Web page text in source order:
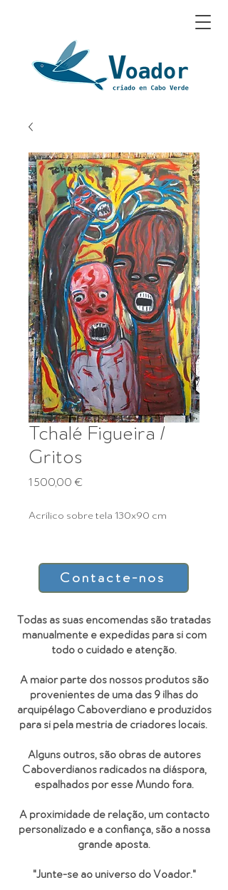
Tchalé Figueira /
Gritos
1 500,00 €
Acrílico sobre tela 130x90 cm
Contacte-nos
Todas as suas encomendas são tratadas
manualmente e expedidas para si com
todo o cuidado e atenção.
A maior parte dos nossos produtos são
provenientes de uma das 9 ilhas do
arquipélago Caboverdiano e produzidos
para si pela mestria de criadores locais.
Alguns outros, são obras de autores
Caboverdianos radicados na diáspora,
espalhados por esse Mundo fora.
A proximidade de relação, um contacto
personalizado e a confiança, são a nossa
grande aposta.
"Junte-se ao universo do Voador."